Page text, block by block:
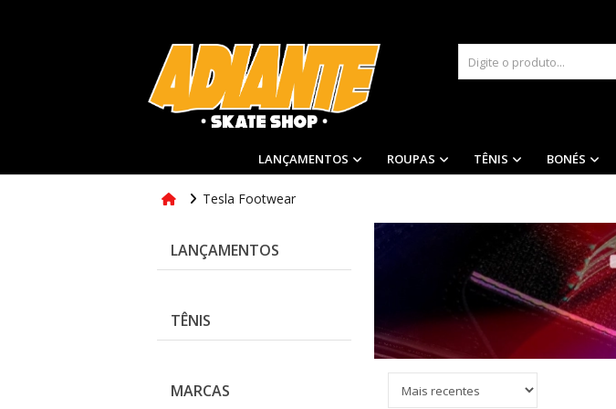
LANÇAMENTOS ROUPAS TÊNIS BONÉS
Tesla Footwear
LANÇAMENTOS
TÊNIS
MARCAS